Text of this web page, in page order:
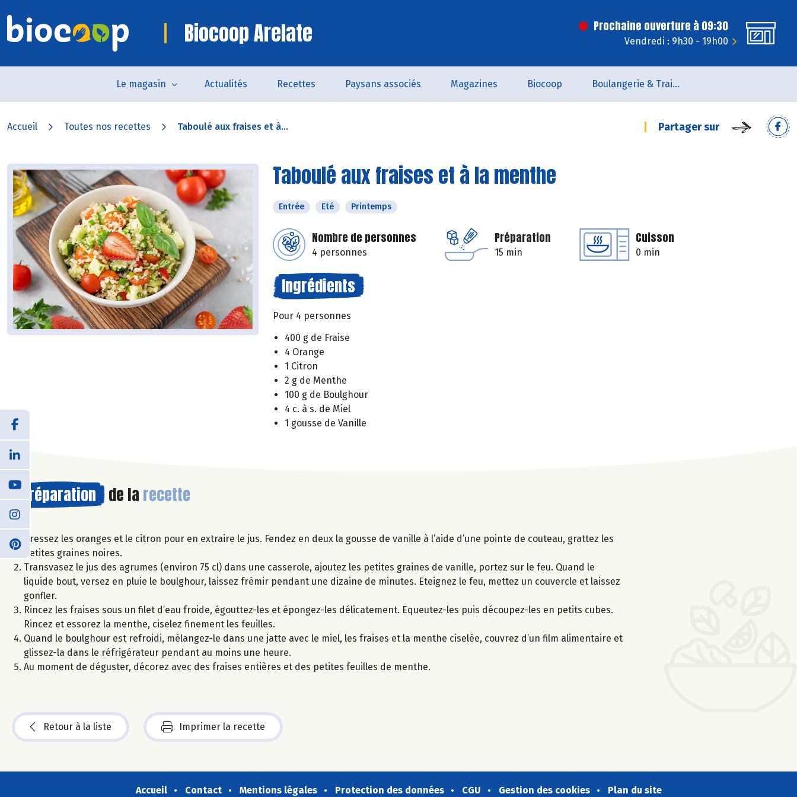
Biocoop Arelate Prochaine ouverture à 09:30
Vendredi : 9h30 - 19h00
Le magasin Actualités Recettes Paysans associés Magazines Biocoop Boulangerie & Traiteur
Accueil Toutes nos recettes Taboulé aux fraises et à... Partager sur
Taboulé aux fraises et à la menthe
Entrée Eté Printemps
Nombre de personnes
4 personnes
Préparation
15 min
Cuisson
0 min
Ingrédients
Pour 4 personnes
400 g de Fraise
4 Orange
1 Citron
2 g de Menthe
100 g de Boulghour
4 c. à s. de Miel
1 gousse de Vanille
Préparation de la recette
Pressez les oranges et le citron pour en extraire le jus. Fendez en deux la gousse de vanille à l’aide d’une pointe de couteau, grattez les
petites graines noires.
Transvasez le jus des agrumes (environ 75 cl) dans une casserole, ajoutez les petites graines de vanille, portez sur le feu. Quand le
liquide bout, versez en pluie le boulghour, laissez frémir pendant une dizaine de minutes. Eteignez le feu, mettez un couvercle et laissez
gonfler.
Rincez les fraises sous un filet d’eau froide, égouttez-les et épongez-les délicatement. Equeutez-les puis découpez-les en petits cubes.
Rincez et essorez la menthe, ciselez finement les feuilles.
Quand le boulghour est refroidi, mélangez-le dans une jatte avec le miel, les fraises et la menthe ciselée, couvrez d’un film alimentaire et
glissez-la dans le réfrigérateur pendant au moins une heure.
Au moment de déguster, décorez avec des fraises entières et des petites feuilles de menthe.
Retour à la liste Imprimer la recette
Accueil Contact Mentions légales Protection des données CGU Gestion des cookies Plan du site